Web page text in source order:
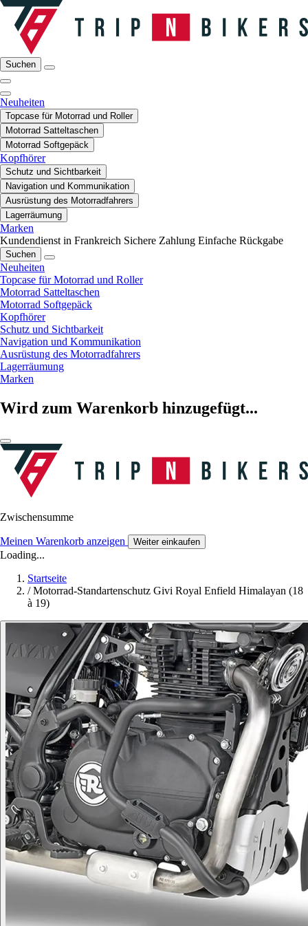
Suchen
Neuheiten
Topcase für Motorrad und Roller
Motorrad Satteltaschen
Motorrad Softgepäck
Kopfhörer
Schutz und Sichtbarkeit
Navigation und Kommunikation
Ausrüstung des Motorradfahrers
Lagerräumung
Marken
Kundendienst in Frankreich Sichere Zahlung Einfache Rückgabe
Suchen
Neuheiten
Topcase für Motorrad und Roller
Motorrad Satteltaschen
Motorrad Softgepäck
Kopfhörer
Schutz und Sichtbarkeit
Navigation und Kommunikation
Ausrüstung des Motorradfahrers
Lagerräumung
Marken
Wird zum Warenkorb hinzugefügt...
Zwischensumme
Meinen Warenkorb anzeigen Weiter einkaufen
Loading...
Startseite
/ Motorrad-Standartenschutz Givi Royal Enfield Himalayan (18
à 19)